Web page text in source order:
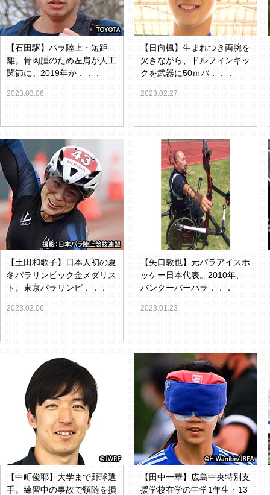
【石田駆】パラ陸上・短距
離。骨肉腫のため左肩が人工
関節に。2019年か．．．
2023.03.06
【日向楓】生まれつき両腕を
欠きながら、ドルフィンキッ
クを武器に50ｍバ．．．
2023.02.27
【土田和歌子】日本人初の夏
冬パラリンピック金メダリス
ト。東京パラリンピ．．．
2023.02.06
【矢口敦也】元パラアイスホ
ッケー日本代表。2010年、
バンクーバーパラ．．．
2023.01.23
【中町俊耶】大学まで野球選
手。練習中の事故で頸随を損
【田中一華】広島中央特別支
援学校在学の中学1年生・13